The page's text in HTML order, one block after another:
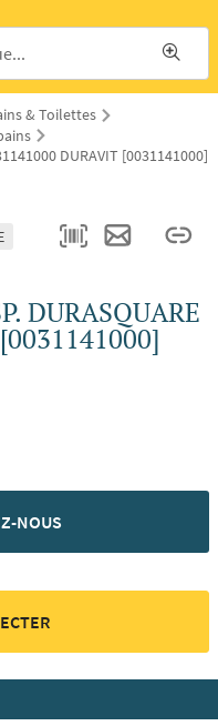
& Toilettes
DURAVIT [0031141000]
DURASQUARE
NOUS